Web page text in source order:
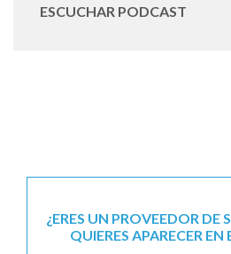
ESCUCHAR PODCAST
¿ERES UN PROVEEDOR DE
QUIERES APARECER EN